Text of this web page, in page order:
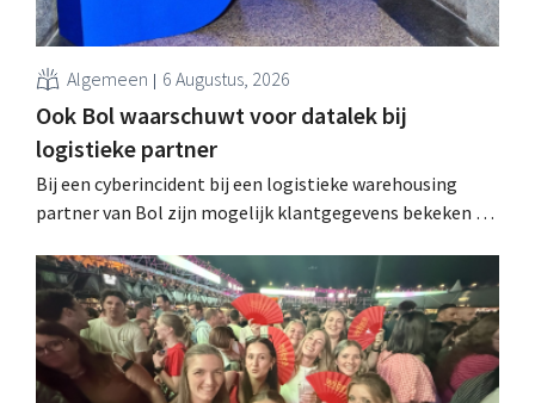
Algemeen 6 Augustus, 2026
Ook Bol waarschuwt voor datalek bij
logistieke partner
Bij een cyberincident bij een logistieke warehousing
partner van Bol zijn mogelijk klantgegevens bekeken of
waarvoor de Bijenkorf ook al waarschuwde.